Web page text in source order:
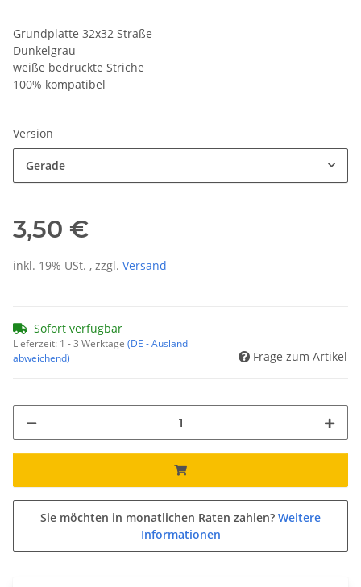
Grundplatte 32x32 Straße
Dunkelgrau
weiße bedruckte Striche
100% kompatibel
Version
Gerade
3,50 €
inkl. 19% USt. , zzgl. Versand
Sofort verfügbar
Lieferzeit: 1 - 3 Werktage (DE - Ausland
abweichend)
Frage zum Artikel
Sie möchten in monatlichen Raten zahlen? Weitere
Informationen